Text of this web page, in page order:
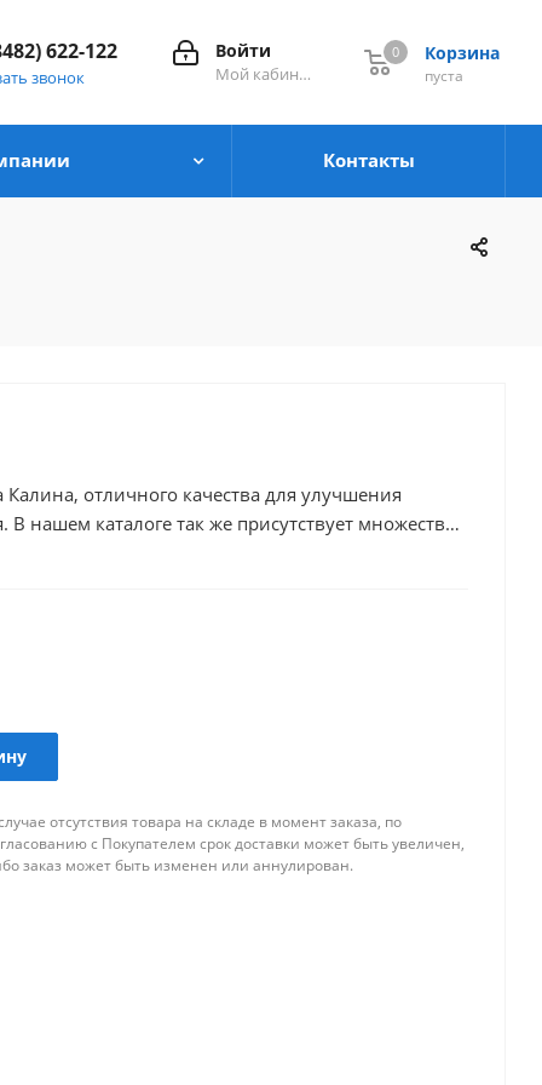
Корзина
0
пуста
0
Войти
Мой кабинет
622-122
звонок
Контакты
отличного качества для улучшения
отсутствия товара на складе в момент заказа, по
с Покупателем срок доставки может быть увеличен,
заказ может быть изменен или аннулирован.